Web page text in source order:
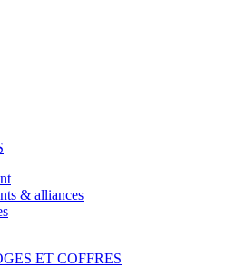
& alliances
ET COFFRES